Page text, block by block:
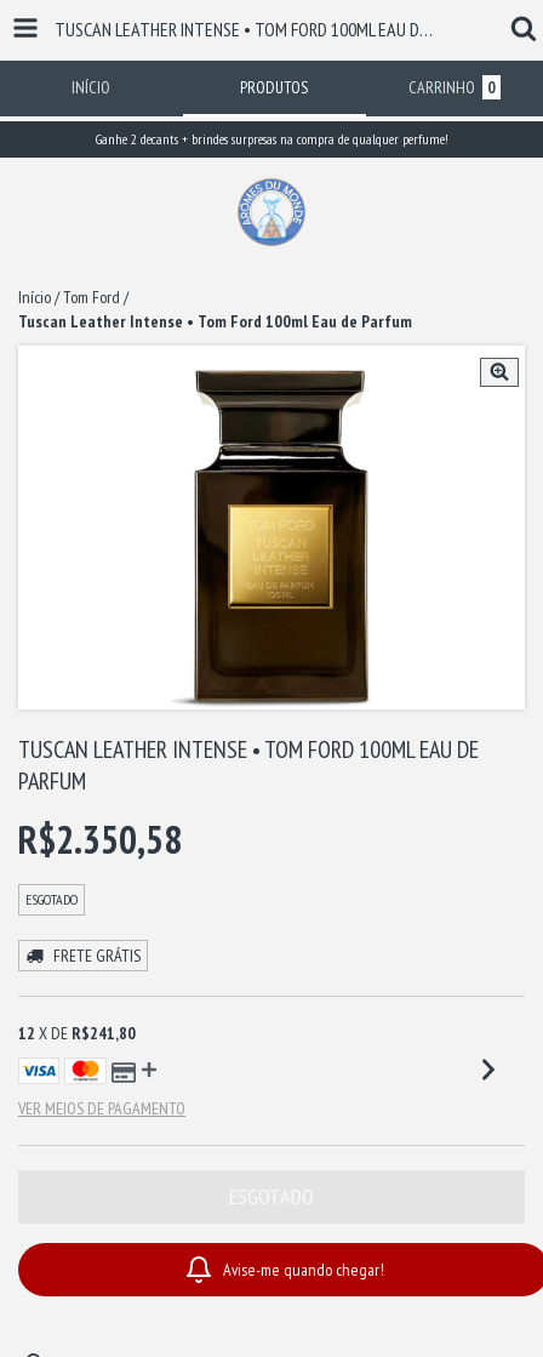
TUSCAN LEATHER INTENSE • TOM FORD 100ML EAU DE PARFUM
INÍCIO PRODUTOS CARRINHO 0
Ganhe 2 decants + brindes surpresas na compra de qualquer perfume!
Início/Tom Ford /
Tuscan Leather Intense • Tom Ford 100ml Eau de Parfum
TUSCAN LEATHER INTENSE • TOM FORD 100ML EAU DE
PARFUM
R$2.350,58
ESGOTADO
FRETE GRÁTIS
12 X DE R$241,80
VER MEIOS DE PAGAMENTO
Avise-me quando chegar!